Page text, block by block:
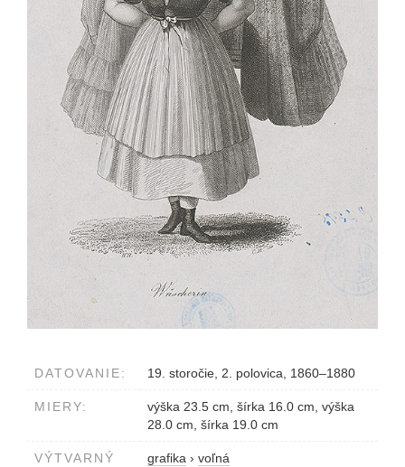
DATOVANIE: 19. storočie, 2. polovica, 1860–1880
MIERY:
výška 23.5 cm, šírka 16.0 cm, výška
28.0 cm, šírka 19.0 cm
VÝTVARNÝ
grafika › voľná